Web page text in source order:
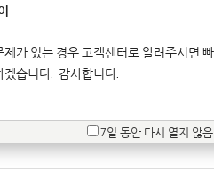
제가 있는 경우 고객센터로 알려주시면
겠습니다. 감사합니다.
7일 동안 다시 열지 않음